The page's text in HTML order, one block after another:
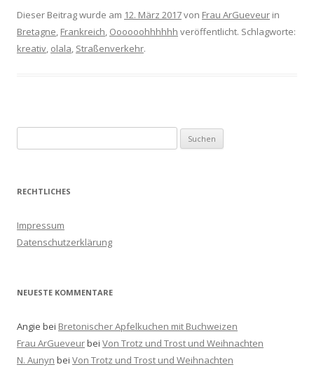
Dieser Beitrag wurde am 12. März 2017von Frau ArGueveur in
Bretagne, Frankreich, Oooooohhhhhh veröffentlicht. Schlagworte:
kreativ, olala, Straßenverkehr.
u
h
n
a
:
RECHTLICHES
Impressum
Datenschutzerklärung
NEUESTE KOMMENTARE
Angie bei Bretonischer Apfelkuchen mit Buchweizen
Frau ArGueveurbei Von Trotz und Trost und Weihnachten
N. Aunyn bei Von Trotz und Trost und Weihnachten